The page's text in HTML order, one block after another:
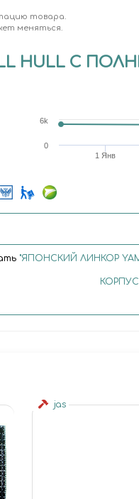
товара.
меняться.
HULL С
1 Янв
0
6k
"ЯПОНСКИЙ ЛИНКОР
jas